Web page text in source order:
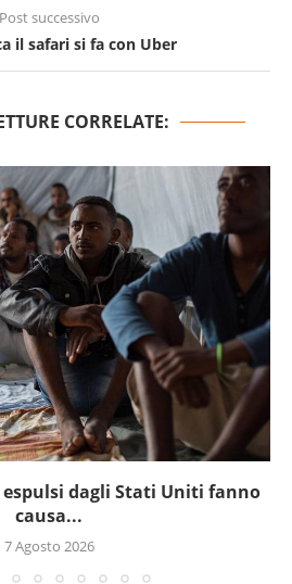
Post successivo
il safari si fa con Uber
CORRELATE:
dagli Stati Uniti fanno
causa...
7 Agosto 2026